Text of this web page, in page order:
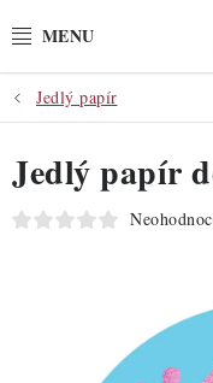
na
POTŘEBY
POMŮCKY
SUROVINY
PRO OSLAVY
Jedlý papír
Jedlý papír